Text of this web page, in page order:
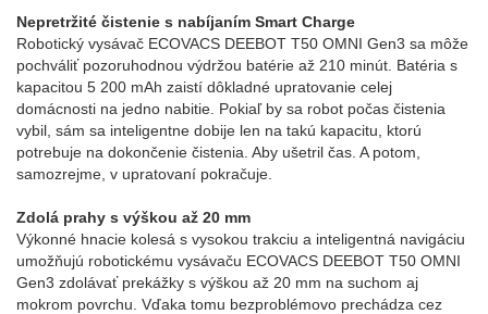
Nepretržité čistenie s nabíjaním Smart Charge
Robotický vysávač ECOVACS DEEBOT T50 OMNI Gen3 sa môže
pochváliť pozoruhodnou výdržou batérie až 210 minút. Batéria s
kapacitou 5 200 mAh zaistí dôkladné upratovanie celej
domácnosti na jedno nabitie. Pokiaľ by sa robot počas čistenia
vybil, sám sa inteligentne dobije len na takú kapacitu, ktorú
potrebuje na dokončenie čistenia. Aby ušetril čas. A potom,
samozrejme, v upratovaní pokračuje.
Zdolá prahy s výškou až 20 mm
Výkonné hnacie kolesá s vysokou trakciu a inteligentná navigáciu
umožňujú robotickému vysávaču ECOVACS DEEBOT T50 OMNI
Gen3 zdolávať prekážky s výškou až 20 mm na suchom aj
mokrom povrchu. Vďaka tomu bezproblémovo prechádza cez